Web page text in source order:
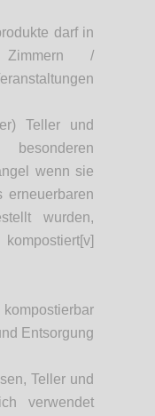
darf in
/
Teller und
wenn sie
erneuerbaren
wurden,
Entsorgung
Teller und
verwendet